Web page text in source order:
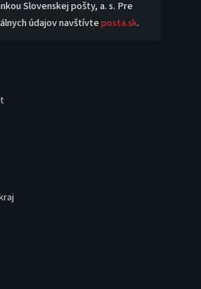
Slovenskej pošty, a. s. Pre
údajov navštívteposta.sk.